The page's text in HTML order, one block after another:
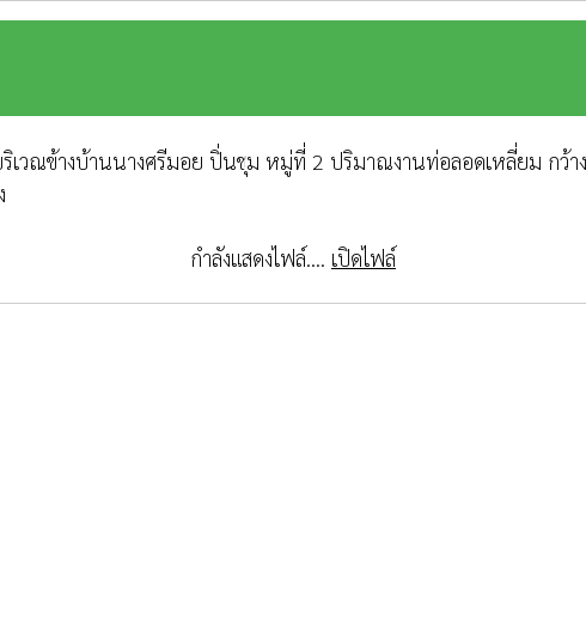
เวณข้างบ้านนางศรีมอย ปิ่นชุม หมู่ที่ 2 ปริมาณงานท่อลอดเหลี่ยม กว้า
กำลังแสดงไฟล์.... เปิดไฟล์